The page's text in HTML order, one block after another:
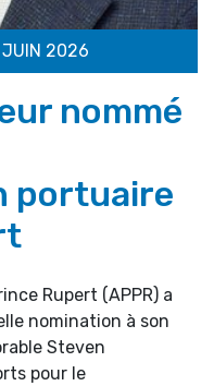
JUIN 2026
nommé
portuaire
Rupert (APPR) a
nomination à son
Steven
pour le